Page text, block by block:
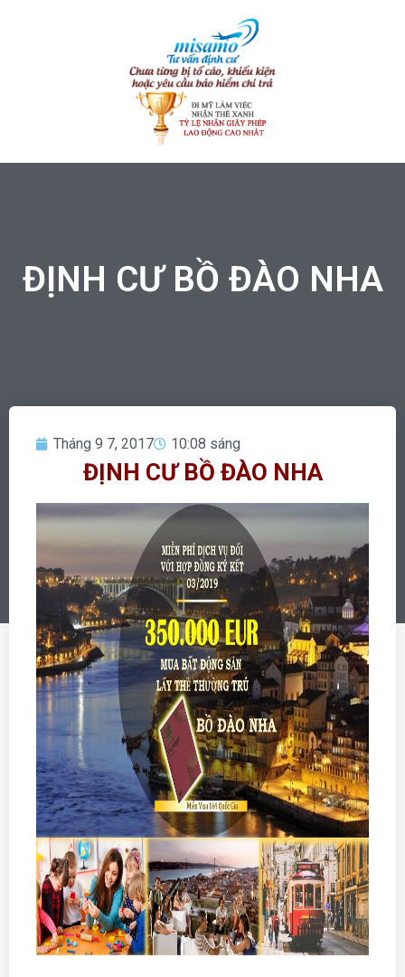
ĐỊNH CƯ BỒ ĐÀO NHA
Tháng 9 7, 2017 10:08 sáng
ĐỊNH CƯ BỒ ĐÀO NHA